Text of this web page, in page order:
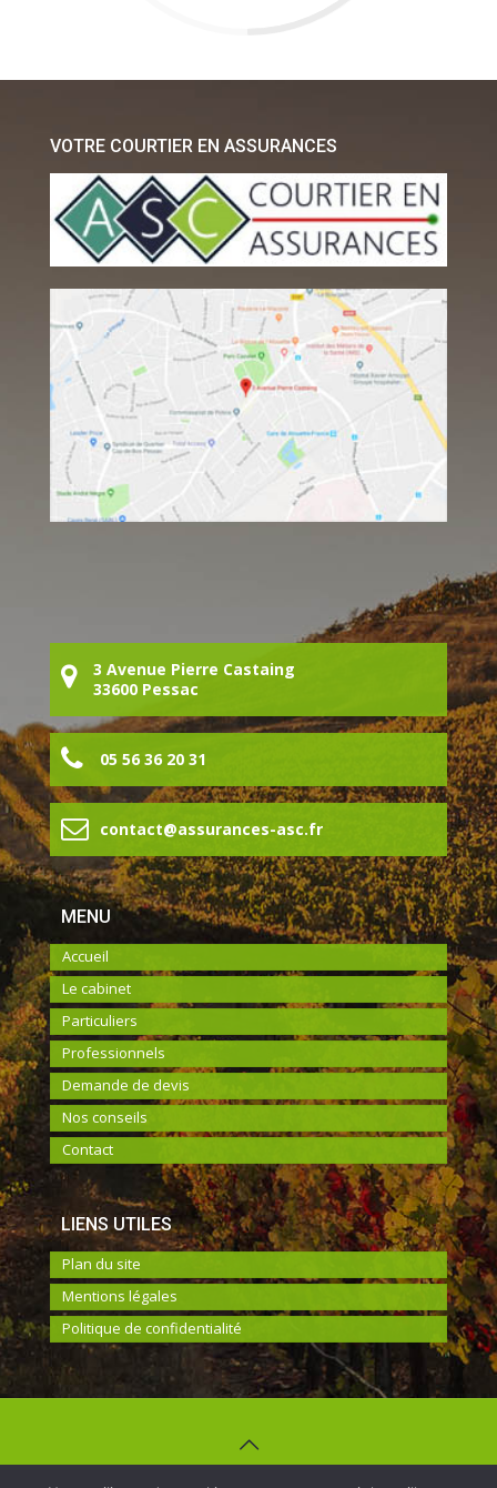
VOTRE COURTIER EN ASSURANCES
3 Avenue Pierre Castaing
33600 Pessac
05 56 36 20 31
contact@assurances-asc.fr
MENU
Accueil
Le cabinet
Particuliers
Professionnels
Demande de devis
Nos conseils
Contact
LIENS UTILES
Plan du site
Mentions légales
Politique de confidentialité